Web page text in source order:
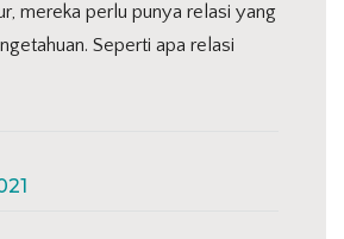
mereka perlu punya relasi yang
Seperti apa relasi